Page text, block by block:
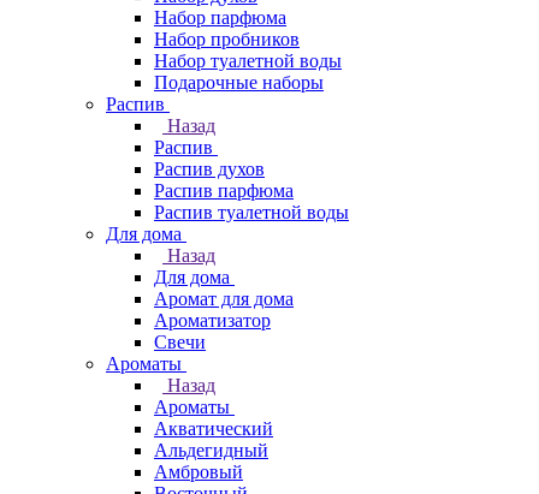
Набор парфюма
Набор пробников
Набор туалетной воды
Подарочные наборы
Распив
Назад
Распив
Распив духов
Распив парфюма
Распив туалетной воды
Для дома
Назад
Для дома
Аромат для дома
Ароматизатор
Свечи
Ароматы
Назад
Ароматы
Акватический
Альдегидный
Амбровый